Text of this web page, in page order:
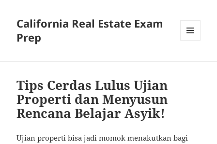
California Real Estate Exam
Prep
Tips Cerdas Lulus Ujian
Properti dan Menyusun
Rencana Belajar Asyik!
Ujian properti bisa jadi momok menakutkan bagi